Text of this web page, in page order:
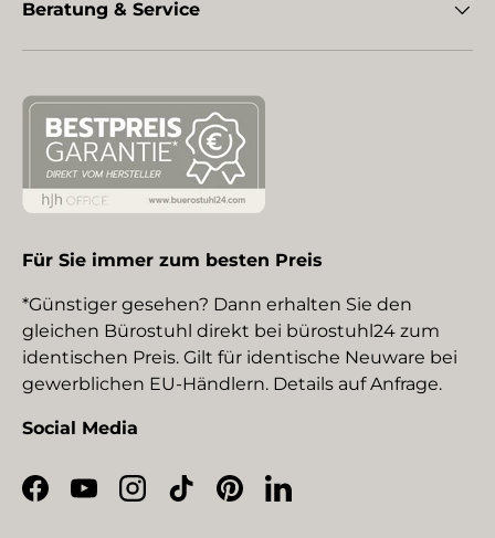
Beratung & Service
Für Sie immer zum besten Preis
*Günstiger gesehen? Dann erhalten Sie den
gleichen Bürostuhl direkt bei bürostuhl24 zum
identischen Preis. Gilt für identische Neuware bei
gewerblichen EU-Händlern. Details auf Anfrage.
Social Media
Facebook
YouTubeInstagram
TikTokPinterestLinkedIn